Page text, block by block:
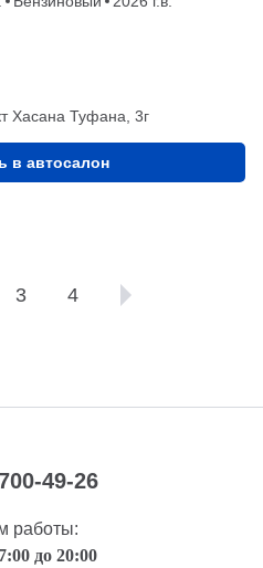
Хасана Туфана, 3г
в автосалон
3 4
49-26
работы:
до 20:00